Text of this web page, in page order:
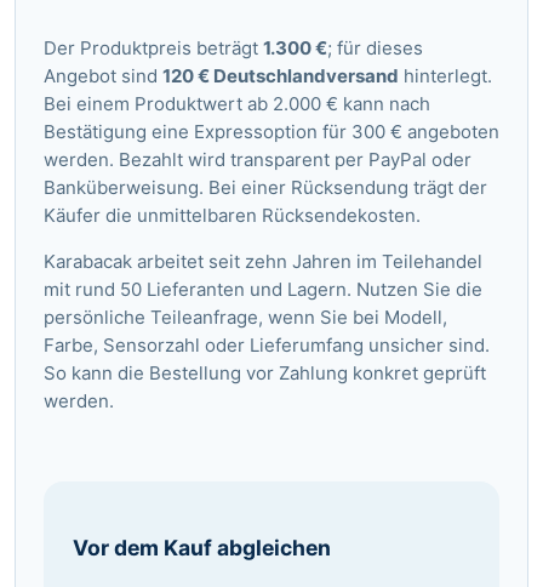
Der Produktpreis beträgt 1.300 €; für dieses
Angebot sind 120 € Deutschlandversand hinterlegt.
Bei einem Produktwert ab 2.000 € kann nach
Bestätigung eine Expressoption für 300 € angeboten
werden. Bezahlt wird transparent per PayPal oder
Banküberweisung. Bei einer Rücksendung trägt der
Käufer die unmittelbaren Rücksendekosten.
Karabacak arbeitet seit zehn Jahren im Teilehandel
mit rund 50 Lieferanten und Lagern. Nutzen Sie die
persönliche Teileanfrage, wenn Sie bei Modell,
Farbe, Sensorzahl oder Lieferumfang unsicher sind.
So kann die Bestellung vor Zahlung konkret geprüft
werden.
Vor dem Kauf abgleichen